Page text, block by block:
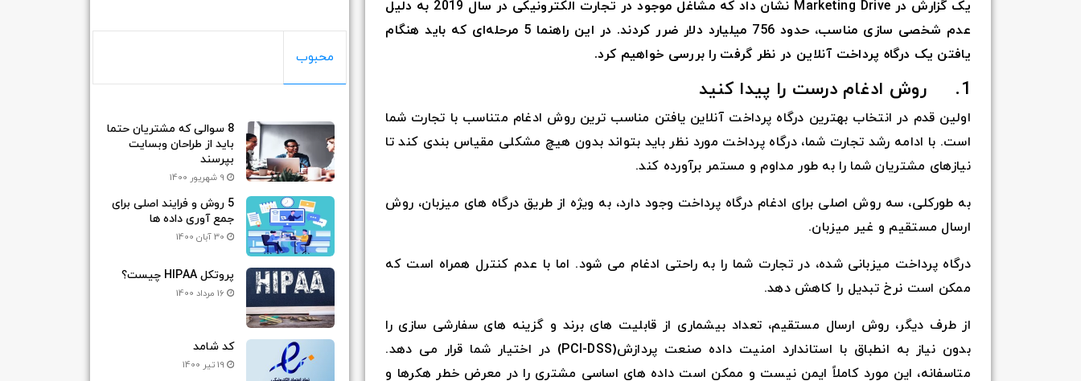
یک گزارش در Marketing Drive نشان داد که مشاغل موجود در تجارت الکترونیکی در سال 2019 به دلیل
عدم شخصی سازی مناسب، حدود 756 میلیارد دلار ضرر کردند. در این راهنما 5 مرحله‌ای که باید هنگام
یافتن یک درگاه پرداخت آنلاین در نظر گرفت را بررسی خواهیم کرد.
1. روش ادغام درست را پیدا کنید
اولین قدم در انتخاب بهترین درگاه پرداخت آنلاین یافتن مناسب ترین روش ادغام متناسب با تجارت شما
است. با ادامه رشد تجارت شما، درگاه پرداخت مورد نظر باید بتواند بدون هیچ مشکلی مقیاس بندی کند تا
نیازهای مشتریان شما را به طور مداوم و مستمر برآورده کند.
به طورکلی، سه روش اصلی برای ادغام درگاه پرداخت وجود دارد، به ویژه از طریق درگاه های میزبان، روش
ارسال مستقیم و غیر میزبان.
درگاه پرداخت میزبانی شده، در تجارت شما را به راحتی ادغام می شود. اما با عدم کنترل همراه است که
ممکن است نرخ تبدیل را کاهش دهد.
از طرف دیگر، روش ارسال مستقیم، تعداد بیشماری از قابلیت های برند و گزینه های سفارشی سازی را
بدون نیاز به انطباق با استاندارد امنیت داده صنعت پردازش(PCI-DSS) در اختیار شما قرار می دهد.
متاسفانه، این مورد کاملاً ایمن نیست و ممکن است داده های اساسی مشتری را در معرض خطر هکرها و
محبوب
8 سوالی که مشتریان حتما
باید از طراحان وبسایت
بپرسند
9 شهریور 1400
5 روش و فرایند اصلی برای
جمع آوری داده ها
30 آبان 1400
پروتکل HIPAA چیست؟
16 مرداد 1400
کد شامد
19 تیر 1400